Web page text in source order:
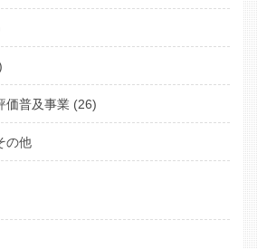
価普及事業 (26)
の他